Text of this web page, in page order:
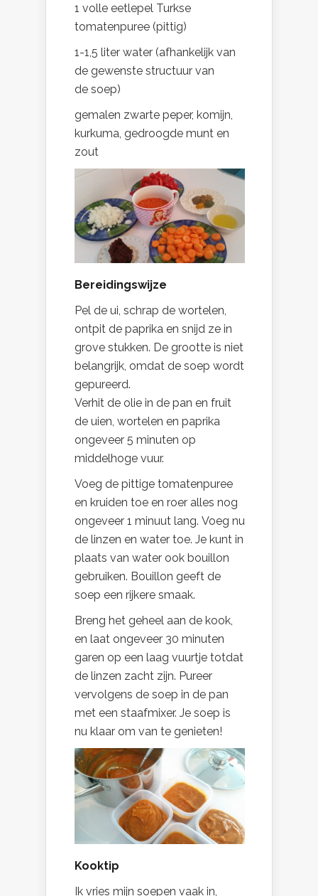
1 volle eetlepel Turkse
tomatenpuree (pittig)
1-1,5 liter water (afhankelijk van
de gewenste structuur van
de soep)
gemalen zwarte peper, komijn,
kurkuma, gedroogde munt en
zout
Bereidingswijze
Pel de ui, schrap de wortelen,
ontpit de paprika en snijd ze in
grove stukken. De grootte is niet
belangrijk, omdat de soep wordt
gepureerd.
Verhit de olie in de pan en fruit
de uien, wortelen en paprika
ongeveer 5 minuten op
middelhoge vuur.
Voeg de pittige tomatenpuree
en kruiden toe en roer alles nog
ongeveer 1 minuut lang. Voeg nu
de linzen en water toe. Je kunt in
plaats van water ook bouillon
gebruiken. Bouillon geeft de
soep een rijkere smaak.
Breng het geheel aan de kook,
en laat ongeveer 30 minuten
garen op een laag vuurtje totdat
de linzen zacht zijn. Pureer
vervolgens de soep in de pan
met een staafmixer. Je soep is
nu klaar om van te genieten!
Kooktip
Ik vries mijn soepen vaak in,